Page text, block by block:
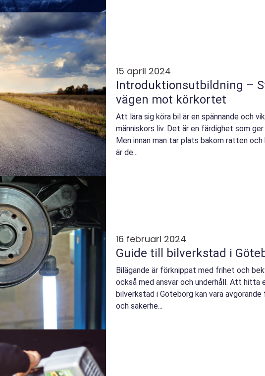
15 april 2024
Introduktionsutbildning –
vägen mot körkortet
Att lära sig köra bil är en spännande och
människors liv. Det är en färdighet som
Men innan man tar plats bakom ratten och
är de...
16 februari 2024
Guide till bilverkstad i
Bilägande är förknippat med frihet och
också med ansvar och underhåll. Att
bilverkstad i Göteborg kan vara
och säkerhe...